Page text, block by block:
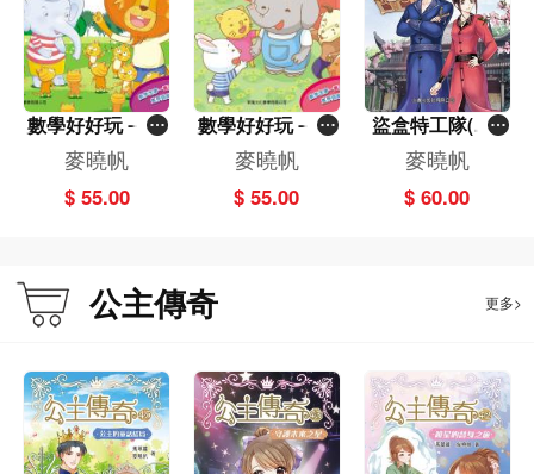
數學好好玩－拔
河大戰－數字和
數量
麥曉帆
$ 55.00
數學好好玩－大
象先生蓋房子－
空間
麥曉帆
$ 55.00
盜盒特工隊(上)
[俠盜唐兄妹]
麥曉帆
$ 60.00
公主傳奇 更多>